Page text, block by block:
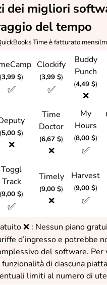
dei migliori
del tempo
Time è fatturato
(3,99 $)
✅
Clockify
(3,99 $)
✅
Buddy
Punch
(4,49 $)
❌
(5,00 $)
❌
Time
Doctor
(6,67 $)
❌
My
Hours
(8,00 $)
✅
Toggl
Track
(9,00 $)
✅
Timely
(9,00 $)
❌
Harvest
(9,00 $)
✅
❌ : Nessun piano
d’ingresso e potrebbe
del software. Per
di ciascuna
limiti al numero di